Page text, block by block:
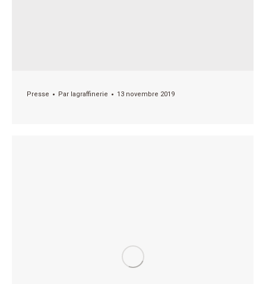
Presse Par lagraffinerie 13 novembre 2019